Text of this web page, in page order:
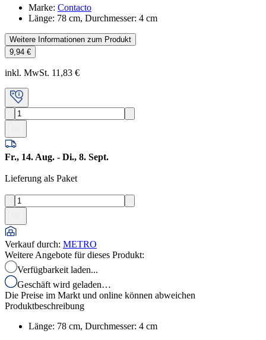
Marke: Contacto
Länge: 78 cm, Durchmesser: 4 cm
Weitere Informationen zum Produkt
9,94 €
inkl. MwSt. 11,83 €
Fr., 14. Aug. - Di., 8. Sept.
Lieferung als Paket
Verkauf durch: METRO
Weitere Angebote für dieses Produkt:
Verfügbarkeit laden...
Geschäft wird geladen…
Die Preise im Markt und online können abweichen
Produktbeschreibung
Länge: 78 cm, Durchmesser: 4 cm